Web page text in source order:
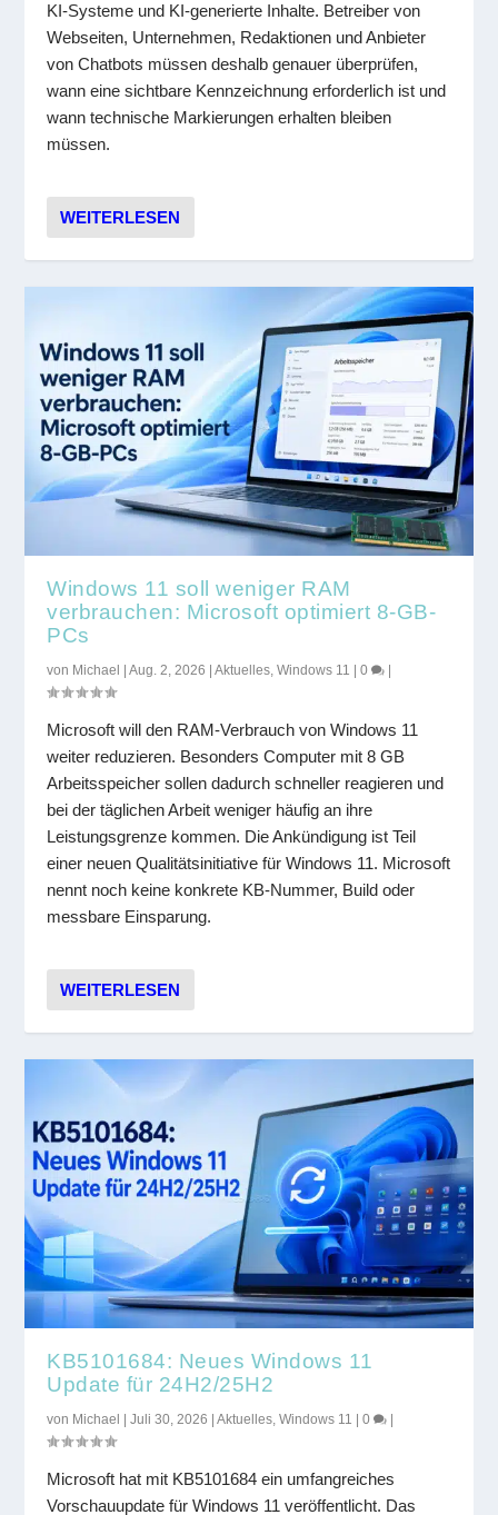
KI-Systeme und KI-generierte Inhalte. Betreiber von
Webseiten, Unternehmen, Redaktionen und Anbieter
von Chatbots müssen deshalb genauer überprüfen,
wann eine sichtbare Kennzeichnung erforderlich ist und
wann technische Markierungen erhalten bleiben
müssen.
WEITERLESEN
Windows 11 soll weniger RAM
verbrauchen: Microsoft optimiert 8-GB-
PCs
von Michael |Aug. 2, 2026 |Aktuelles,Windows 11 |0
Microsoft will den RAM-Verbrauch von Windows 11
weiter reduzieren. Besonders Computer mit 8 GB
Arbeitsspeicher sollen dadurch schneller reagieren und
bei der täglichen Arbeit weniger häufig an ihre
Leistungsgrenze kommen. Die Ankündigung ist Teil
einer neuen Qualitätsinitiative für Windows 11. Microsoft
nennt noch keine konkrete KB-Nummer, Build oder
messbare Einsparung.
WEITERLESEN
KB5101684: Neues Windows 11
Update für 24H2/25H2
von Michael |Juli 30, 2026 |Aktuelles,Windows 11 |0
Microsoft hat mit KB5101684 ein umfangreiches
Vorschauupdate für Windows 11 veröffentlicht. Das